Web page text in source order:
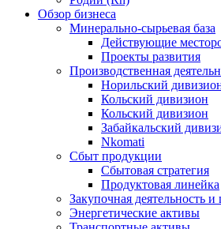
Обзор бизнеса
Минерально-сырьевая база
Действующие
Проекты развития
Производственная
Норильский
Кольский дивизион
Кольский дивизион
Забайкальский
Nkomati
Сбыт продукции
Сбытовая стратегия
Продуктовая линейка
Закупочная деятельность
Энергетические активы